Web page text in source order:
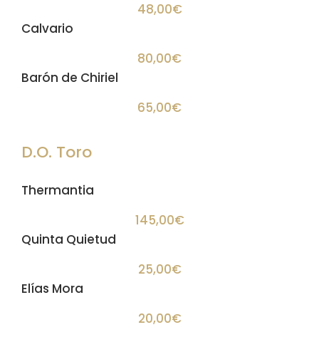
48,00€
Calvario
80,00€
Barón de Chiriel
65,00€
D.O. Toro
Thermantia
145,00€
Quinta Quietud
25,00€
Elías Mora
20,00€